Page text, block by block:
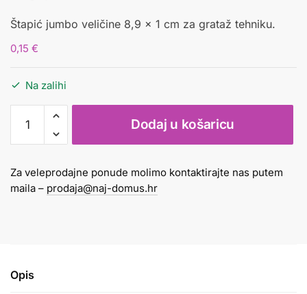
Štapić jumbo veličine 8,9 x 1 cm za grataž tehniku.
0,15 €
Na zalihi
grataž
drveni
količina
Dodaj u košaricu
Za veleprodajne ponude molimo kontaktirajte nas putem
maila – prodaja@naj-domus.hr
Opis